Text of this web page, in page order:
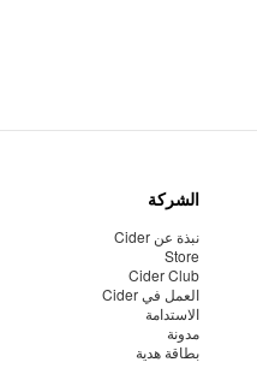
الشركة
نبذة عن Cider
Store
Cider Club
العمل في Cider
الاستدامة
مدونة
بطاقة هدية